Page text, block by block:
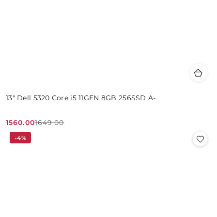
13" Dell 5320 Core i5 11GEN 8GB 256SSD A-
Cena
promocyjna:
1560.00
Cena
przed
1649.00
-4%